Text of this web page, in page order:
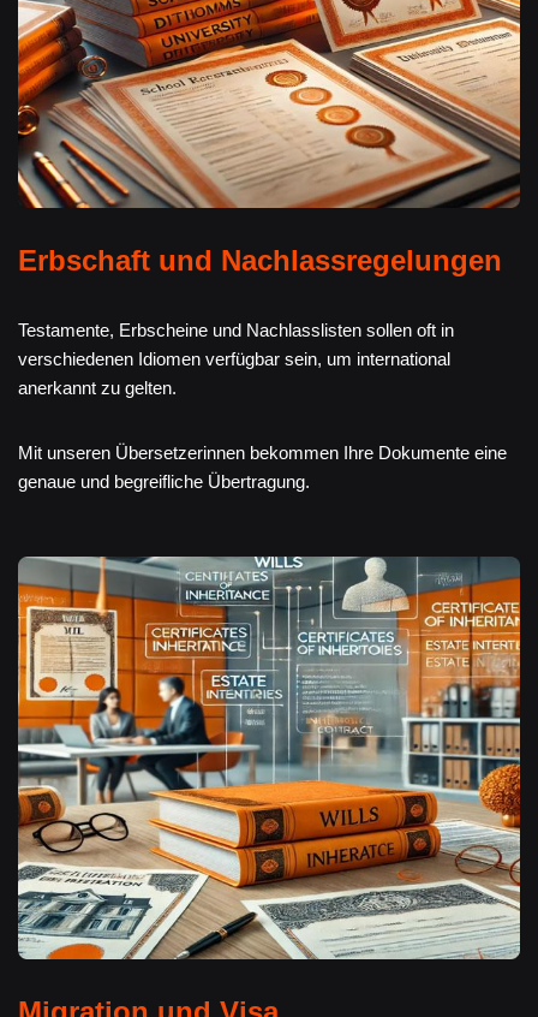
Erbschaft und Nachlassregelungen
Testamente, Erbscheine und Nachlasslisten sollen oft in
verschiedenen Idiomen verfügbar sein, um international
anerkannt zu gelten.
Mit unseren Übersetzerinnen bekommen Ihre Dokumente eine
genaue und begreifliche Übertragung.